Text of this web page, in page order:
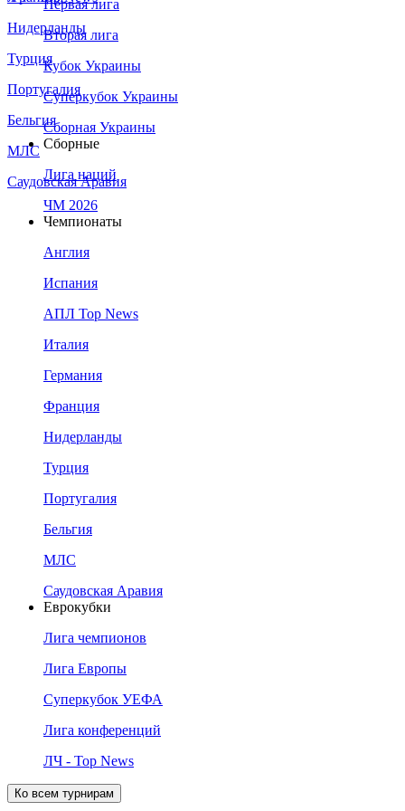
Нидерланды
Турция
Португалия
Бельгия
МЛС
Саудовская Аравия
Первая лига
Вторая лига
Кубок Украины
Суперкубок Украины
Сборная Украины
Сборные
Лига наций
ЧМ 2026
Чемпионаты
Англия
Испания
АПЛ Top News
Италия
Германия
Франция
Нидерланды
Турция
Португалия
Бельгия
МЛС
Саудовская Аравия
Еврокубки
Лига чемпионов
Лига Европы
Суперкубок УЕФА
Лига конференций
ЛЧ - Top News
Ко всем турнирам